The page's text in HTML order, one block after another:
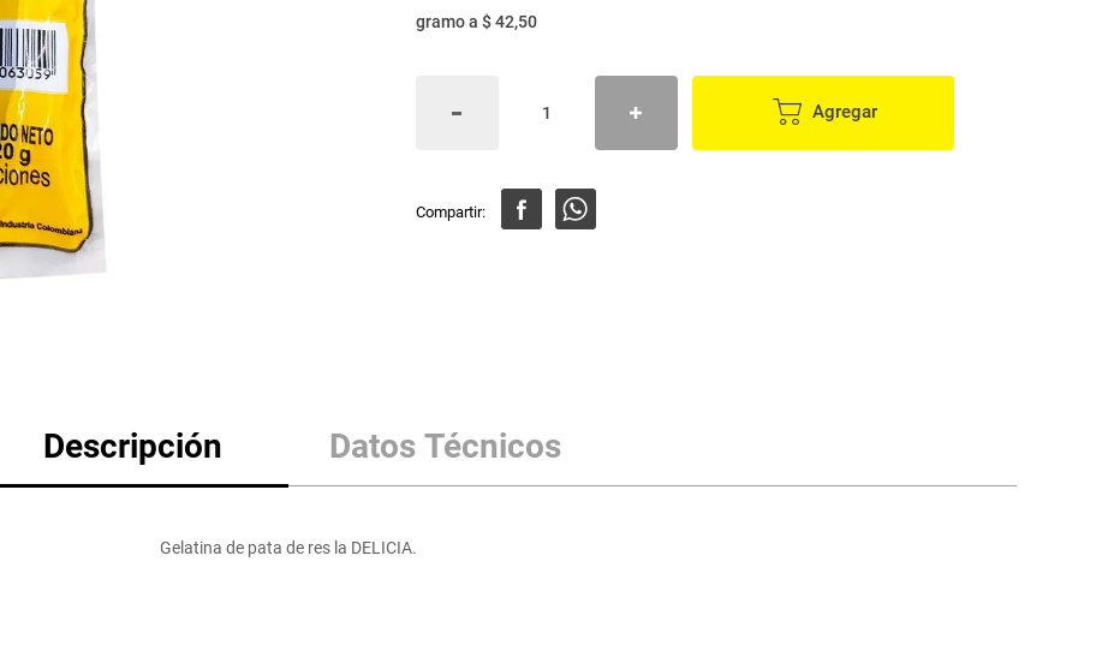
gramoa $ 42,50
Agregar
Descripción Datos Técnicos
Gelatina de pata de res la DELICIA.